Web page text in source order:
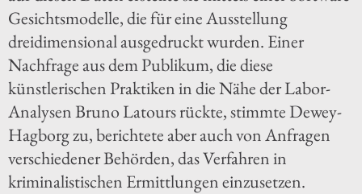
Gesichtsmodelle, die für eine Ausstellung
dreidimensional ausgedruckt wurden. Einer
Nachfrage aus dem Publikum, die diese
künstlerischen Praktiken in die Nähe der Labor-
Analysen Bruno Latours rückte, stimmte Dewey-
Hagborg zu, berichtete aber auch von Anfragen
verschiedener Behörden, das Verfahren in
kriminalistischen Ermittlungen einzusetzen.